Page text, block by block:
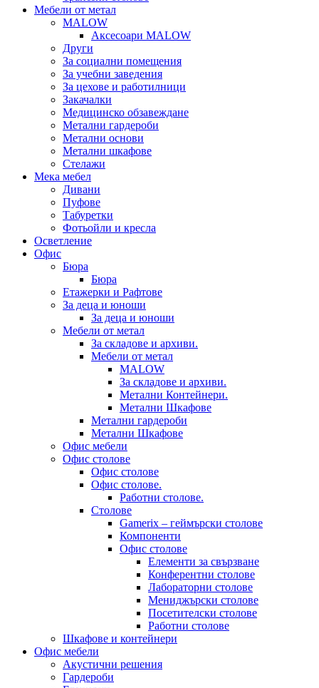
Мебели от метал
MALOW
Аксесоари MALOW
Други
За социални помещения
За учебни заведения
За цехове и работилници
Закачалки
Медицинско обзавеждане
Метални гардероби
Метални основи
Метални шкафове
Стелажи
Мека мебел
Дивани
Пуфове
Табуретки
Фотьойли и кресла
Осветление
Офис
Бюра
Бюра
Етажерки и Рафтове
За деца и юноши
За деца и юноши
Мебели от метал
За складове и архиви.
Мебели от метал
MALOW
За складове и архиви.
Метални Контейнери.
Метални Шкафове
Метални гардероби
Метални Шкафове
Офис мебели
Офис столове
Офис столове
Офис столове.
Работни столове.
Столове
Gamerix – геймърски столове
Компоненти
Офис столове
Елементи за свързване
Конферентни столове
Лабораторни столове
Мениджърски столове
Посетителски столове
Работни столове
Шкафове и контейнери
Офис мебели
Акустични решения
Гардероби